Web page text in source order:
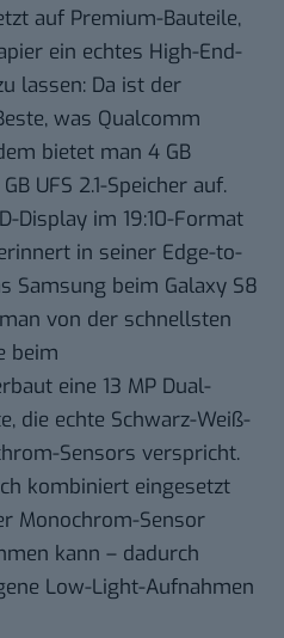
auf Premium-Bauteile,
ein echtes High-End-
lassen: Da ist der
was Qualcomm
bietet man 4 GB
UFS 2.1-Speicher auf.
Display im 19:10-Format
in seiner Edge-to-
Samsung beim Galaxy S8
von der schnellsten
beim
eine 13 MP Dual-
die echte Schwarz-Weiß-
Sensors verspricht.
kombiniert eingesetzt
Monochrom-Sensor
kann – dadurch
Low-Light-Aufnahmen